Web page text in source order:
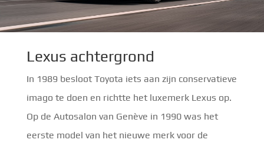
Lexus achtergrond
In 1989 besloot Toyota iets aan zijn conservatieve
imago te doen en richtte het luxemerk Lexus op.
Op de Autosalon van Genève in 1990 was het
eerste model van het nieuwe merk voor de